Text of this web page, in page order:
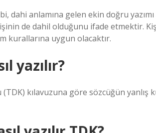
dahi anlamına gelen ekin doğru yazımı
de dahil olduğunu ifade etmektir.
kurallarına uygun olacaktır.
yazılır?
kılavuzuna göre sözcüğün yanlış